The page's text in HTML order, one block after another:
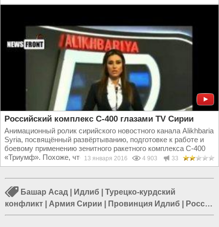
Российский комплекс С-400 глазами TV Сирии
Анимационный ролик сирийского новостного канала Alikhbaria
Syria, посвящённый развёртыванию, подготовке к работе и
боевому применению зенитного ракетного комплекса С-400
«Триумф». Похоже, что ролик сделан с...
13 января 2016 4 903 33
Башар Асад Идлиб
Турецко-курдский
конфликт
Армия Сирии Провинция Идлиб
Россия
в Сирии|Путин в Сирии|США в Сирии|ИГИЛ в